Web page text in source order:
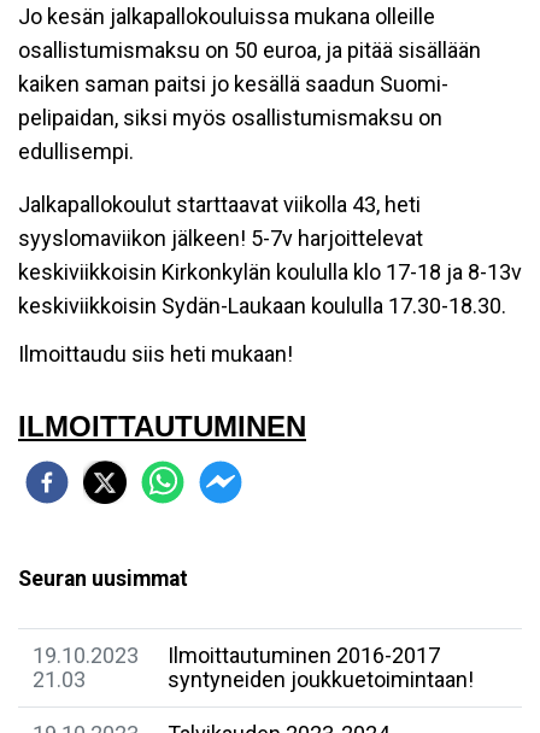
Jo kesän jalkapallokouluissa mukana olleille
osallistumismaksu on 50 euroa, ja pitää sisällään
kaiken saman paitsi jo kesällä saadun Suomi-
pelipaidan, siksi myös osallistumismaksu on
edullisempi.
Jalkapallokoulut starttaavat viikolla 43, heti
syyslomaviikon jälkeen! 5-7v harjoittelevat
keskiviikkoisin Kirkonkylän koululla klo 17-18 ja 8-13v
keskiviikkoisin Sydän-Laukaan koululla 17.30-18.30.
Ilmoittaudu siis heti mukaan!
ILMOITTAUTUMINEN
Seuran uusimmat
19.10.2023
21.03
Ilmoittautuminen 2016-2017
syntyneiden joukkuetoimintaan!